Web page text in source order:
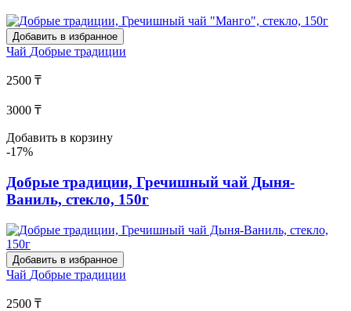
Добавить в избранное
Чай Добрые традиции
2500 ₸
3000 ₸
Добавить в корзину
-17%
Добрые традиции, Гречишный чай Дыня-
Ваниль, стекло, 150г
Добавить в избранное
Чай Добрые традиции
2500 ₸